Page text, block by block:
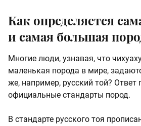
Как определяется
и самая большая
Многие люди, узнавая, что
маленькая порода в мире,
же, например, русский той? Ответ
официальные стандарты пород.
В стандарте русского тоя